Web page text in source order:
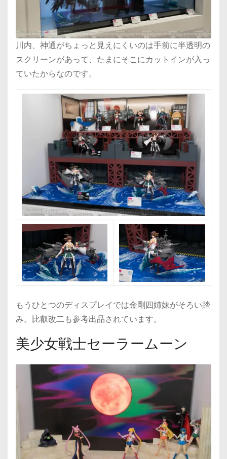
川内、神通がちょっと見えにくいのは手前に半透明の
スクリーンがあって、たまにそこにカットインが入っ
ていたからなのです。
もうひとつのディスプレイでは金剛四姉妹がそろい踏
み。比叡改二も参考出品されています。
美少女戦士セーラームーン